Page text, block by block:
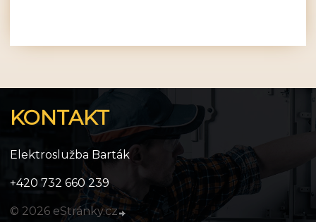
KONTAKT
Elektroslužba Barták
+420 732 660 239
© 2026 eStránky.cz